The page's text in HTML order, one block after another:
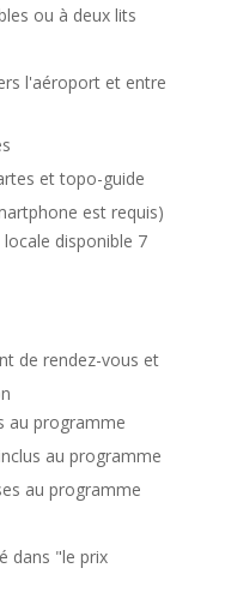
ou à deux lits
l'aéroport et entre
et topo-guide
est requis)
disponible 7
de rendez-vous et
au programme
au programme
au programme
dans "le prix